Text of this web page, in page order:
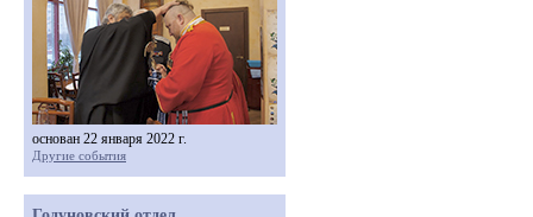
основан 22 января 2022 г.
Другие события